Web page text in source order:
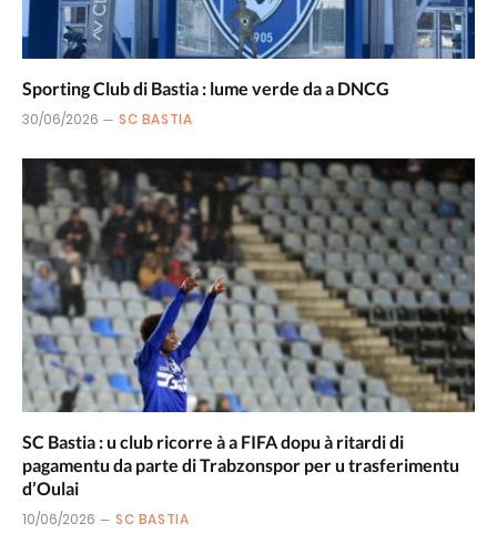
Sporting Club di Bastia : lume verde da a DNCG
30/06/2026 SC BASTIA
SC Bastia : u club ricorre à a FIFA dopu à ritardi di
pagamentu da parte di Trabzonspor per u trasferimentu
d’Oulai
10/06/2026 SC BASTIA